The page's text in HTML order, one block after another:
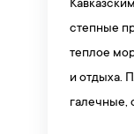
степные
теплое
и отдыха.
галечные,